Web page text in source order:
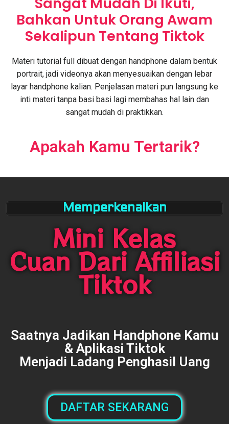
Bahkan Untuk Orang Awam
Sekalipun Tentang Tiktok
Materi tutorial full dibuat dengan handphone dalam bentuk
portrait, jadi videonya akan menyesuaikan dengan lebar
layar handphone kalian. Penjelasan materi pun langsung ke
inti materi tanpa basi basi lagi membahas hal lain dan
sangat mudah di praktikkan.
Apakah Kamu Tertarik?
Memperkenalkan
Mini Kelas
Cuan Dari Affiliasi
Tiktok
Saatnya Jadikan Handphone Kamu
& Aplikasi Tiktok
Menjadi Ladang Penghasil Uang
DAFTAR SEKARANG